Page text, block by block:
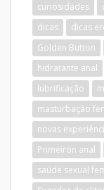
curiosidades
dicas
dicas
Golden Button
hidratante anal
lubrificação
masturbação
novas
Primeiron anal
saúde sexual